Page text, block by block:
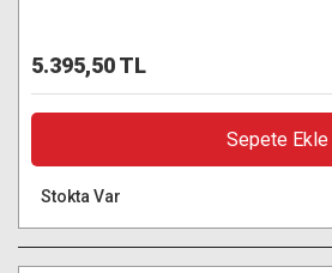
5.395,50 TL
Sepete Ekle
Stokta Var